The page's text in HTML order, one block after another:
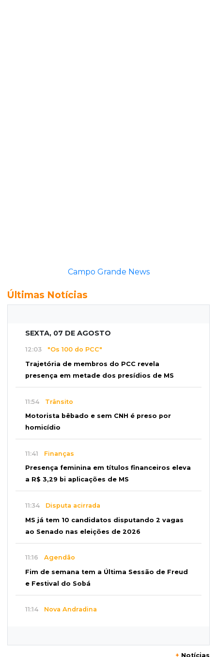
Campo Grande News
Últimas Notícias
SEXTA, 07 DE AGOSTO
12:03 "Os 100 do PCC"
Trajetória de membros do PCC revela
presença em metade dos presídios de MS
11:54 Trânsito
Motorista bêbado e sem CNH é preso por
homicídio
11:41 Finanças
Presença feminina em títulos financeiros eleva
a R$ 3,29 bi aplicações de MS
11:34 Disputa acirrada
MS já tem 10 candidatos disputando 2 vagas
ao Senado nas eleições de 2026
11:16 Agendão
Fim de semana tem a Última Sessão de Freud
e Festival do Sobá
11:14 Nova Andradina
+ Notícias